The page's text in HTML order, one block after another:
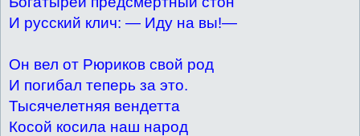
И русский клич: — Иду на вы!—
Он вел от Рюриков свой род
И погибал теперь за это.
Тысячелетняя вендетта
Косой косила наш народ